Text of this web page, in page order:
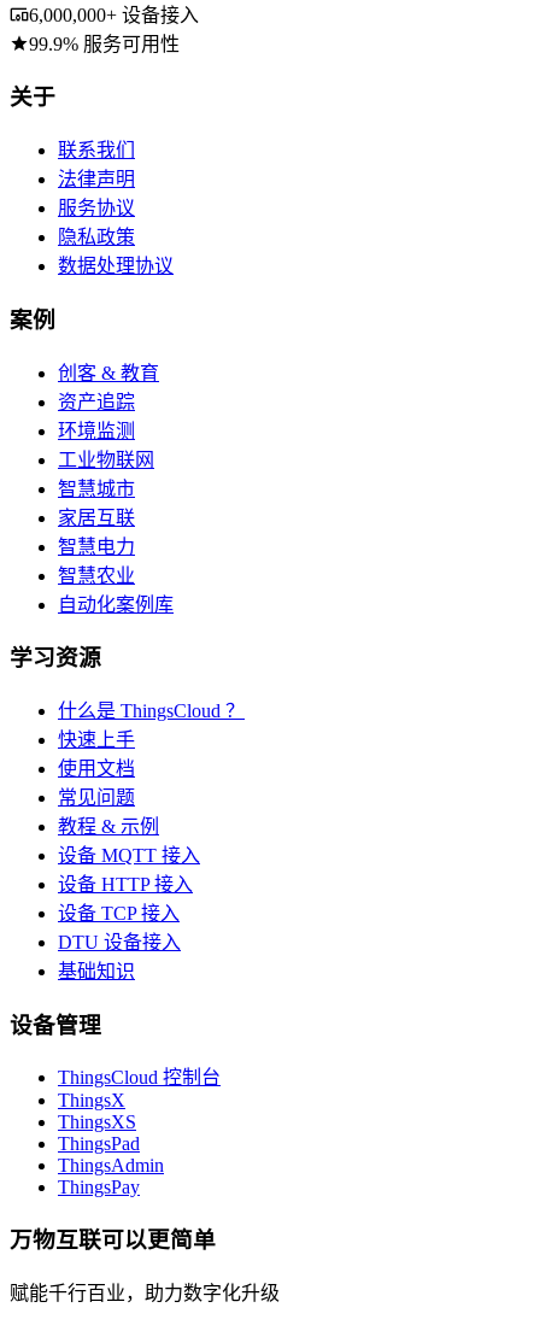
6,000,000+ 设备接入
99.9% 服务可用性
Footer
关于
联系我们
法律声明
服务协议
隐私政策
数据处理协议
案例
创客 & 教育
资产追踪
环境监测
工业物联网
智慧城市
家居互联
智慧电力
智慧农业
自动化案例库
学习资源
什么是 ThingsCloud ？
快速上手
使用文档
常见问题
教程 & 示例
设备 MQTT 接入
设备 HTTP 接入
设备 TCP 接入
DTU 设备接入
基础知识
设备管理
ThingsCloud 控制台
ThingsX
ThingsXS
ThingsPad
ThingsAdmin
ThingsPay
万物互联可以更简单
赋能千行百业，助力数字化升级